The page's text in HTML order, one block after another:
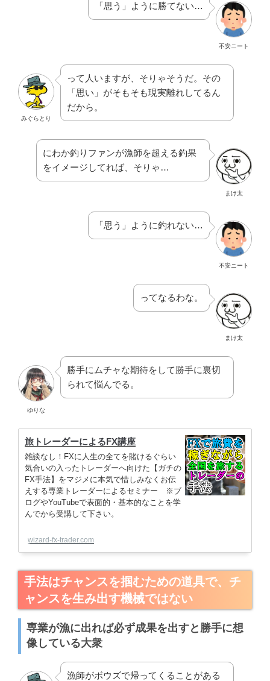
不安ニート
「思う」ように勝てない…
みぐらとり
って人いますが、そりゃそうだ。その
「思い」がそもそも現実離れしてるん
だから。
まけ太
にわか釣りファンが漁師を超える釣果
をイメージしてれば、そりゃ…
不安ニート
「思う」ように釣れない…
まけ太
ってなるわな。
ゆりな
勝手にムチャな期待をして勝手に裏切
られて悩んでる。
旅トレーダーによるFX講座
雑談なし！FXに人生の全てを賭けるぐらい
気合いの入ったトレーダーへ向けた【ガチの
FX手法】をマジメに本気で惜しみなくお伝
えする専業トレーダーによるセミナー ※ブ
ログやYouTubeで表面的・基本的なことを学
んでから受講して下さい。
wizard-fx-trader.com
手法はチャンスを掴むための道具で、チ
ャンスを生み出す機械ではない
専業が漁に出れば必ず成果を出すと勝手に想
像している大衆
漁師がボウズで帰ってくることがある